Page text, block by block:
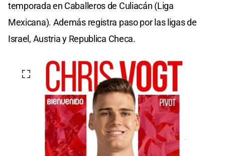
temporada en Caballeros de Culiacán (Liga
Mexicana). Además registra paso por las ligas de
Israel, Austria y Republica Checa.